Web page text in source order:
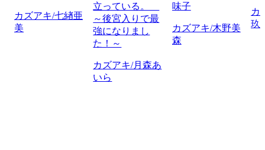
カズアキ/七緖亜
美
立っている。
～後宮入りで最
強になりまし
た！～
カズアキ/月森あ
いら
味子
カズアキ/木野美
森
カ
玖/